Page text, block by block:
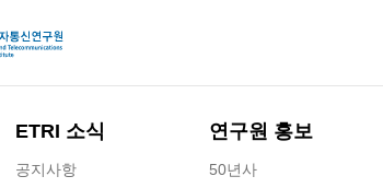
ETRI 소식
공지사항
연구원 홍보
50년사